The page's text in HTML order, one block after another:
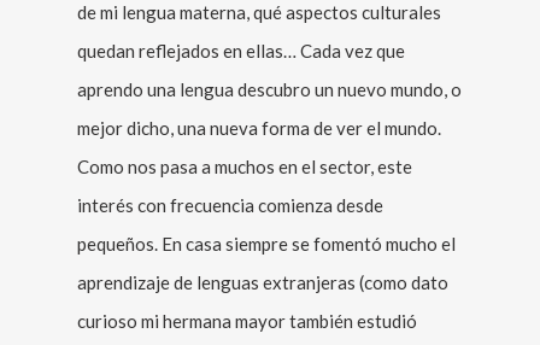
de mi lengua materna, qué aspectos culturales
quedan reflejados en ellas… Cada vez que
aprendo una lengua descubro un nuevo mundo, o
mejor dicho, una nueva forma de ver el mundo.
Como nos pasa a muchos en el sector, este
interés con frecuencia comienza desde
pequeños. En casa siempre se fomentó mucho el
aprendizaje de lenguas extranjeras (como dato
curioso mi hermana mayor también estudió